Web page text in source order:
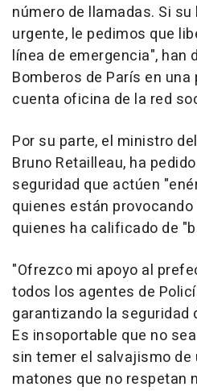
número de llamadas. Si
urgente, le pedimos que
línea de emergencia", han
Bomberos de París en
cuenta oficina de la red
Por su parte, el ministro
Bruno Retailleau, ha
seguridad que actúen
quienes están
quienes ha calificado de
"Ofrezco mi apoyo al
todos los agentes de
garantizando la seguridad
Es insoportable que no
sin temer el salvajismo de
matones que no respetan